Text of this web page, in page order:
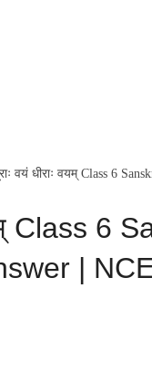
वयं धीराः वयम् Class 6
Class 6
|